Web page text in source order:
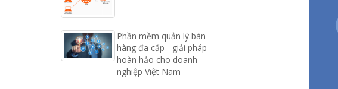
Phần mềm quản lý bán
hàng đa cấp - giải pháp
hoàn hảo cho doanh
nghiệp Việt Nam